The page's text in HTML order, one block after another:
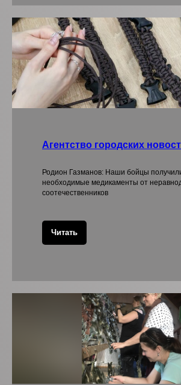
Агентство городских
Родион Газманов: Наши бойцы
необходимые медикаменты от
соотечественников
Читать